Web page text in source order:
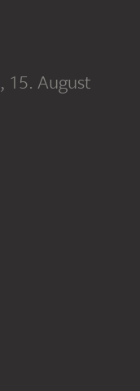
, 15. August